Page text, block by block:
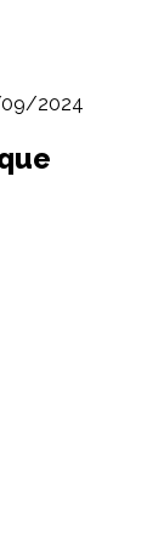
09/2024